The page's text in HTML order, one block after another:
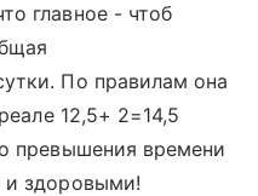
главное - чтоб
По правилам она
12,5+ 2=14,5
превышения времени
и здоровыми!